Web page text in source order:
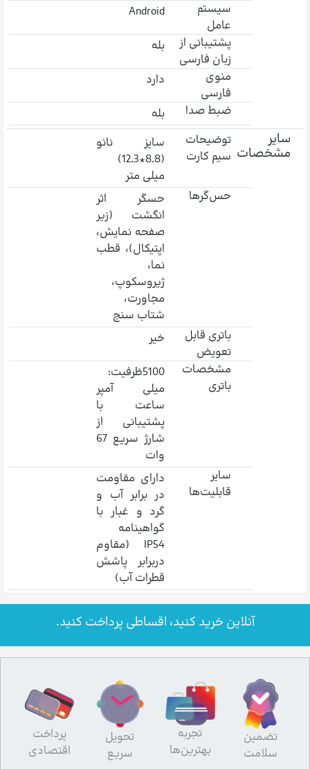
سیستم
عامل
Android
پشتیبانی از
زبان فارسی
بله
منوی
فارسی
دارد
ضبط صدا
بله
سایر
مشخصات
توضیحات
سیم کارت
سایز نانو
(8.8*12.3)
میلی متر
حس‌گرها
حسگر اثر
انگشت (زیر
صفحه نمایش،
اپتیکال)، قطب
نما،
ژیروسکوپ،
مجاورت،
شتاب سنج
باتری قابل
تعویض
خیر
مشخصات
باتری
5100ظرفیت:
میلی آمپر
ساعت با
پشتیبانی از
شارژ سریع 67
وات
سایر
قابلیت‌ها
دارای مقاومت
در برابر آب و
گرد و غبار با
گواهینامه
IP54 (مقاوم
دربرابر پاشش
قطرات آب)
آنلاین خرید کنید، اقساطی پرداخت کنید.
تضمین
سلامت
تجربه
بهترین‌ها
تحویل
سریع
پرداخت
اقتصادی